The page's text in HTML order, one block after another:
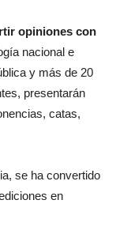
opiniones con
nacional e
y más de 20
presentarán
catas,
se ha convertido
en